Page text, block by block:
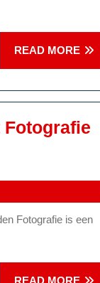
READ MORE
Fotografie